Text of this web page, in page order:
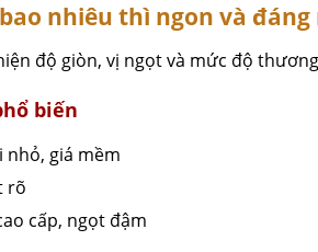
nhiêu thì ngon và
độ giòn, vị ngọt và mức độ
biến
nhỏ, giá mềm
rõ
cấp, ngọt đậm